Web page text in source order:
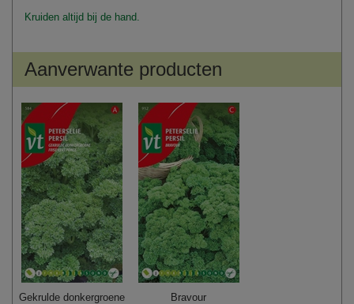
Kruiden altijd bij de hand.
Aanverwante producten
Gekrulde donkergroene Bravour